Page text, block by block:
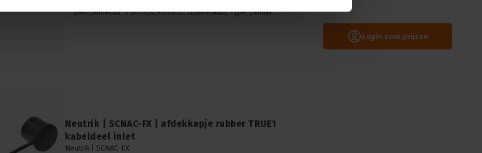
DMX connector: 5-pin XLR, Protocol: LumenRadio, Type: Zender & Ontvanger
Login voor prijzen
Neutrik | SCNAC-FX | afdekkapje rubber TRUE1
kabeldeel inlet
Neutrik | SCNAC-FX